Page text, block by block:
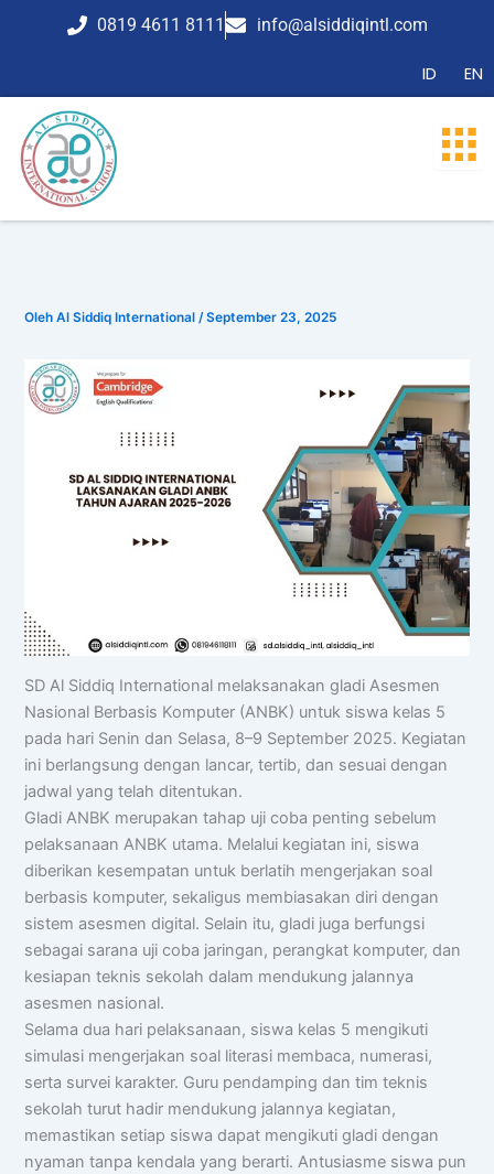
0819 4611 8111 info@alsiddiqintl.com
ID EN
OlehAl Siddiq International/September 23, 2025
SD Al Siddiq International melaksanakan gladi Asesmen
Nasional Berbasis Komputer (ANBK) untuk siswa kelas 5
pada hari Senin dan Selasa, 8–9 September 2025. Kegiatan
ini berlangsung dengan lancar, tertib, dan sesuai dengan
jadwal yang telah ditentukan.
Gladi ANBK merupakan tahap uji coba penting sebelum
pelaksanaan ANBK utama. Melalui kegiatan ini, siswa
diberikan kesempatan untuk berlatih mengerjakan soal
berbasis komputer, sekaligus membiasakan diri dengan
sistem asesmen digital. Selain itu, gladi juga berfungsi
sebagai sarana uji coba jaringan, perangkat komputer, dan
kesiapan teknis sekolah dalam mendukung jalannya
asesmen nasional.
Selama dua hari pelaksanaan, siswa kelas 5 mengikuti
simulasi mengerjakan soal literasi membaca, numerasi,
serta survei karakter. Guru pendamping dan tim teknis
sekolah turut hadir mendukung jalannya kegiatan,
memastikan setiap siswa dapat mengikuti gladi dengan
nyaman tanpa kendala yang berarti. Antusiasme siswa pun